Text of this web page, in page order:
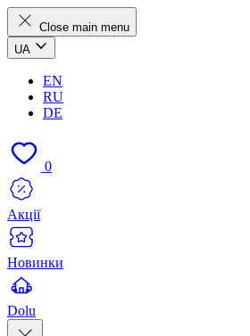
Close main menu
UA
EN
RU
DE
0
Акції
Новинки
Dolu